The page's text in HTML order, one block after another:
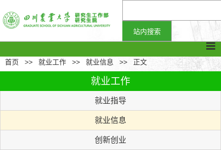
首页 >> 就业工作 >> 就业信息 >> 正文
就业工作
就业指导
就业信息
创新创业